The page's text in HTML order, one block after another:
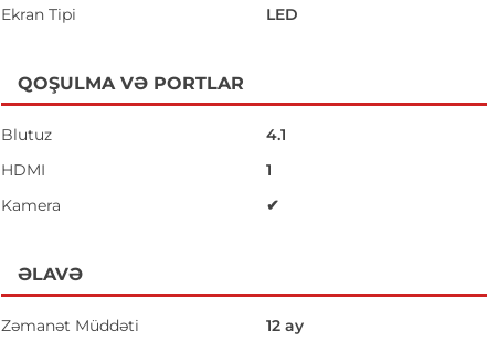
Ekran Tipi
LED
QOŞULMA VƏ PORTLAR
Blutuz
4.1
HDMI
1
Kamera
✔
ƏLAVƏ
Zəmanət Müddəti 12 ay